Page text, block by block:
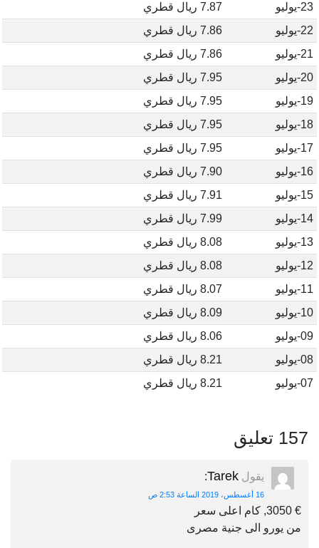
23-يوليو
7.87 ريال قطري
22-يوليو
7.86 ريال قطري
21-يوليو
7.86 ريال قطري
20-يوليو
7.95 ريال قطري
19-يوليو
7.95 ريال قطري
18-يوليو
7.95 ريال قطري
17-يوليو
7.95 ريال قطري
16-يوليو
7.90 ريال قطري
15-يوليو
7.91 ريال قطري
14-يوليو
7.99 ريال قطري
13-يوليو
8.08 ريال قطري
12-يوليو
8.08 ريال قطري
11-يوليو
8.07 ريال قطري
10-يوليو
8.09 ريال قطري
09-يوليو
8.06 ريال قطري
08-يوليو
8.21 ريال قطري
07-يوليو
8.21 ريال قطري
157 تعليق
يقول Tarek
:
16 أغسطس، 2019 الساعة 2:53 ص
€ 3050, كام اعلى سعر
من يورو الى جنية مصرى